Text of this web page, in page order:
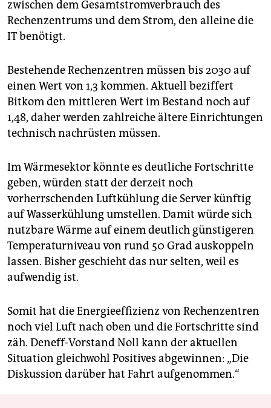
zwischen dem Gesamtstromverbrauch des
Rechenzentrums und dem Strom, den alleine die
IT benötigt.
Bestehende Rechenzentren müssen bis 2030 auf
einen Wert von 1,3 kommen. Aktuell beziffert
Bitkom den mittleren Wert im Bestand noch auf
1,48, daher werden zahlreiche ältere Einrichtungen
technisch nachrüsten müssen.
Im Wärmesektor könnte es deutliche Fortschritte
geben, würden statt der derzeit noch
vorherrschenden Luftkühlung die Server künftig
auf Wasserkühlung umstellen. Damit würde sich
nutzbare Wärme auf einem deutlich günstigeren
Temperaturniveau von rund 50 Grad auskoppeln
lassen. Bisher geschieht das nur selten, weil es
aufwendig ist.
Somit hat die Energieeffizienz von Rechenzentren
noch viel Luft nach oben und die Fortschritte sind
zäh. Deneff-Vorstand Noll kann der aktuellen
Situation gleichwohl Positives abgewinnen: „Die
Diskussion darüber hat Fahrt aufgenommen.“